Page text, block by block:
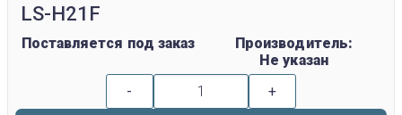
LS-H21F
Поставляется под заказ
Производитель:
Не указан
-
+